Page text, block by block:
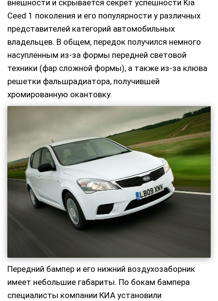
внешности и скрывается секрет успешности Kia
Ceed 1 поколения и его популярности у различных
представителей категорий автомобильных
владельцев. В общем, передок получился немного
насупленным из-за формы передней световой
техники (фар сложной формы), а также из-за клюва
решетки фальшрадиатора, получившей
хромированную окантовку.
Передний бампер и его нижний воздухозаборник
имеет небольшие габариты. По бокам бампера
специалисты компании КИА установили